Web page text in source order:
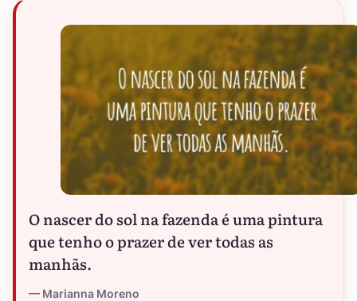
O nascer do sol na fazenda é uma pintura
que tenho o prazer de ver todas as
manhãs.
Marianna Moreno